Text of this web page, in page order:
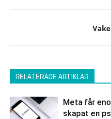
RELATERADE ARTIKLAR
Meta får
skapat en